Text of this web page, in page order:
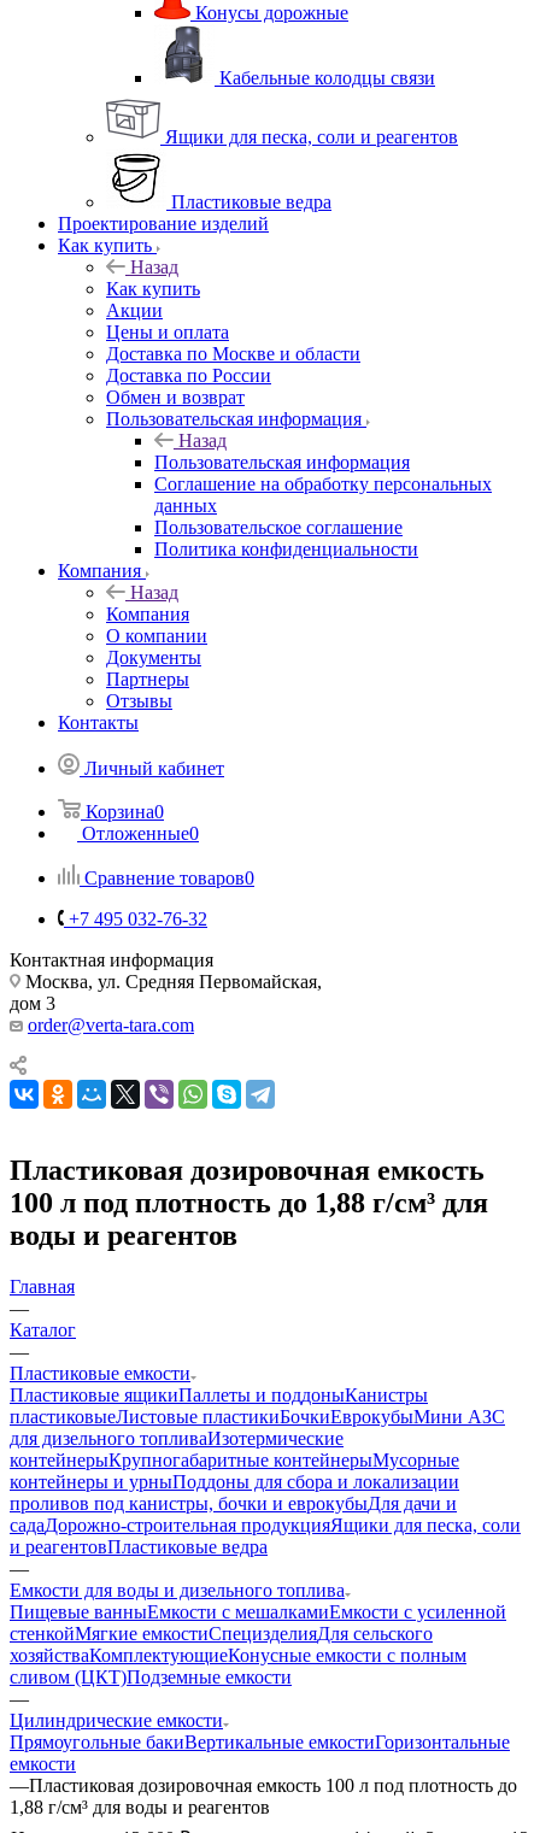
Конусы дорожные
Кабельные колодцы связи
Ящики для песка, соли и реагентов
Пластиковые ведра
Проектирование изделий
Как купить
Назад
Как купить
Акции
Цены и оплата
Доставка по Москве и области
Доставка по России
Обмен и возврат
Пользовательская информация
Назад
Пользовательская информация
Соглашение на обработку персональных
данных
Пользовательское соглашение
Политика конфиденциальности
Компания
Назад
Компания
О компании
Документы
Партнеры
Отзывы
Контакты
Личный кабинет
Корзина0
Отложенные0
Сравнение товаров0
+7 495 032-76-32
Контактная информация
Москва, ул. Средняя Первомайская,
дом 3
order@verta-tara.com
Пластиковая дозировочная емкость
100 л под плотность до 1,88 г/см³ для
воды и реагентов
Главная
—
Каталог
—
Пластиковые емкости
Пластиковые ящикиПаллеты и поддоныКанистры
пластиковыеЛистовые пластикиБочкиЕврокубыМини АЗС
для дизельного топливаИзотермические
контейнерыКрупногабаритные контейнерыМусорные
контейнеры и урныПоддоны для сбора и локализации
проливов под канистры, бочки и еврокубыДля дачи и
садаДорожно-строительная продукцияЯщики для песка, соли
и реагентовПластиковые ведра
—
Емкости для воды и дизельного топлива
Пищевые ванныЕмкости с мешалкамиЕмкости с усиленной
стенкойМягкие емкостиСпецизделияДля сельского
хозяйстваКомплектующиеКонусные емкости с полным
сливом (ЦКТ)Подземные емкости
—
Цилиндрические емкости
Прямоугольные бакиВертикальные емкостиГоризонтальные
емкости
—Пластиковая дозировочная емкость 100 л под плотность до
1,88 г/см³ для воды и реагентов